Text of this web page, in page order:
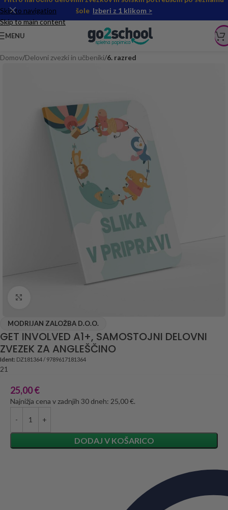
Skip to navigation
Skip to main content
šole Izberi z 1 klikom >
MENU
Domov Delovni zvezki in učbeniki 6. razred
MODRIJAN ZALOŽBA D.O.O.
GET INVOLVED A1+, SAMOSTOJNI DELOVNI
ZVEZEK ZA ANGLEŠČINO
Ident: DZ181364 / 9789617181364
21
25,00€
Najnižja cena v zadnjih 30 dneh: 25,00 €.
DODAJ V KOŠARICO